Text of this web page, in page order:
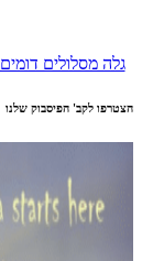
גלה מסלולים דומים
הצטרפו לקב' הפיסבוק שלנו